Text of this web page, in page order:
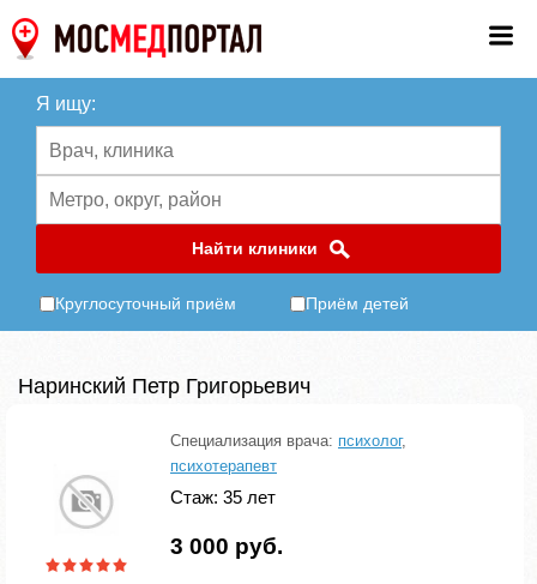
Я ищу:
Найти клиники
Круглосуточный приём Приём детей
Наринский Петр Григорьевич
Специализация врача: психолог,
психотерапевт
Стаж: 35 лет
3 000 руб.